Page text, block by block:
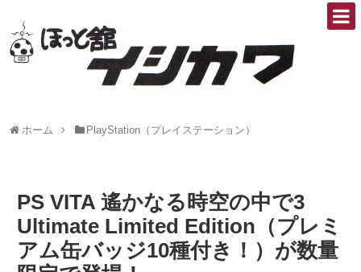
ホーム PlayStation（プレイステーション）
PS VITA 遙かなる時空の中で3
Ultimate Limited Edition（プレミ
アム缶バッジ10種付き！）が数量